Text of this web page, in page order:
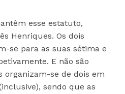
esse estatuto,
Henriques. Os dois
se para as suas sétima e
E não são
organizam-se de dois em
sendo que as